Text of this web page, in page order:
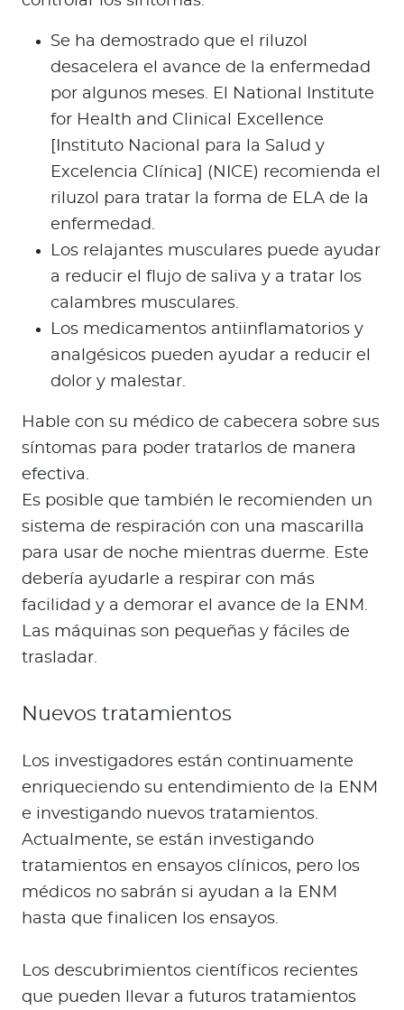
Se ha demostrado que el riluzol
desacelera el avance de la enfermedad
por algunos meses. El National Institute
for Health and Clinical Excellence
[Instituto Nacional para la Salud y
Excelencia Clínica] (NICE) recomienda el
riluzol para tratar la forma de ELA de la
enfermedad.
Los relajantes musculares puede ayudar
a reducir el flujo de saliva y a tratar los
calambres musculares.
Los medicamentos antiinflamatorios y
analgésicos pueden ayudar a reducir el
dolor y malestar.
Hable con su médico de cabecera sobre sus
síntomas para poder tratarlos de manera
efectiva.
Es posible que también le recomienden un
sistema de respiración con una mascarilla
para usar de noche mientras duerme. Este
debería ayudarle a respirar con más
facilidad y a demorar el avance de la ENM.
Las máquinas son pequeñas y fáciles de
trasladar.
Nuevos tratamientos
Los investigadores están continuamente
enriqueciendo su entendimiento de la ENM
e investigando nuevos tratamientos.
Actualmente, se están investigando
tratamientos en ensayos clínicos, pero los
médicos no sabrán si ayudan a la ENM
hasta que finalicen los ensayos.
Los descubrimientos científicos recientes
que pueden llevar a futuros tratamientos